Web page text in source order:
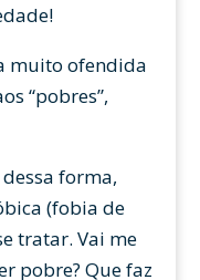
muito ofendida
“pobres”,
forma,
(fobia de
tratar. Vai me
pobre? Que faz